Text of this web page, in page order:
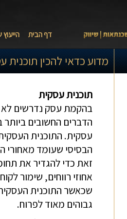
דף הבית
מדוע כדאי להכין
תוכנית עסקית
בהקמת עסק נדרשים
הדברים החשובים
עסקית. התוכנית
הבסיסי שעומד מאחורי
זאת כדי להגדיר את
אחוזי רווחים, שימור
שכאשר התוכנית
גבוהים מאוד לפרוח.